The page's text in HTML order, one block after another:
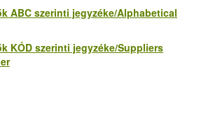
ABC szerinti jegyzéke/Alphabetical
KÓD szerinti jegyzéke/Suppliers